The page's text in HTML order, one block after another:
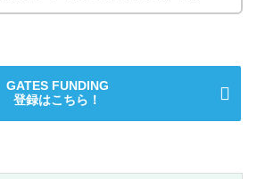
GATES FUNDING
登録はこちら！